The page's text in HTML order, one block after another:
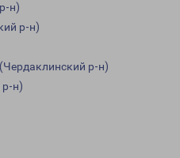
н)
р-н)
р-н)
р-н)